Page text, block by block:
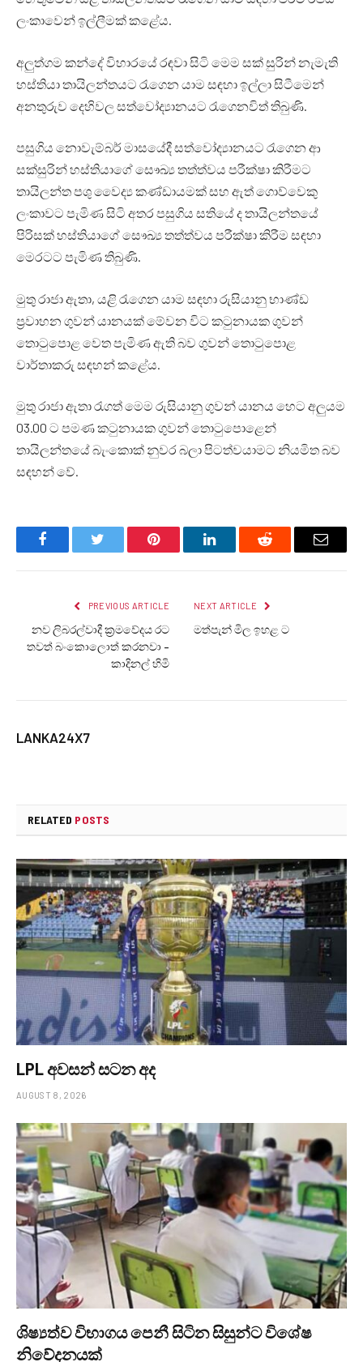
ලංකාවෙන් ඉල්ලීමක් කළේය.
අලුත්ගම කන්දේ විහාරයේ රඳවා සිටි මෙම සක් සුරින් නැමැති
හස්තියා තායිලන්තයට රැගෙන යාම සඳහා ඉල්ලා සිටීමෙන්
අනතුරුව දෙහිවල සත්වෝද්‍යානයට රැගෙනවිත් තිබුණි.
පසුගිය නොවැම්බර් මාසයේදී සත්වෝද්‍යානයට රැගෙන ආ
සක්සුරින් හස්තියාගේ සෞඛ්‍ය තත්ත්වය පරීක්ෂා කිරීමට
තායිලන්ත පශු වෛද්‍ය කණ්ඩායමක් සහ ඇත් ගොව්වෙකු
ලංකාවට පැමිණ සිටි අතර පසුගිය සතියේ ද තායිලන්තයේ
පිරිසක් හස්තියාගේ සෞඛ්‍ය තත්ත්වය පරීක්ෂා කිරීම සඳහා
මෙරටට පැමිණ තිබුණි.
මුතු රාජා ඇතා, යළි රැගෙන යාම සඳහා රුසියානු භාණ්ඩ
ප්‍රවාහන ගුවන් යානයක් මේවන විට කටුනායක ගුවන්
තොටුපොළ වෙත පැමිණ ඇති බව ගුවන් තොටුපොළ
වාර්තාකරු සඳහන් කළේය.
මුතු රාජා ඇතා රැගත් මෙම රුසියානු ගුවන් යානය හෙට අලුයම
03.00 ට පමණ කටුනායක ගුවන් තොටුපොළෙන්
තායිලන්තයේ බැංකොක් නුවර බලා පිටත්වයාමට නියමිත බව
සඳහන් වේ.
FacebookTwitter Pinterest LinkedInReddit Email
PREVIOUS ARTICLE
නව ලිබරල්වාදී ක්‍රමවේදය රට
තවත් බංකොලොත් කරනවා –
කාදිනල් හිමි
NEXT ARTICLE
මත්පැන් මිල ඉහළ ට
LANKA24X7
RELATED POSTS
LPL අවසන් සටන අද
AUGUST 8, 2026
ශිෂ්‍යත්ව විභාගය පෙනී සිටින සිසුන්ට විශේෂ
නිවේදනයක්